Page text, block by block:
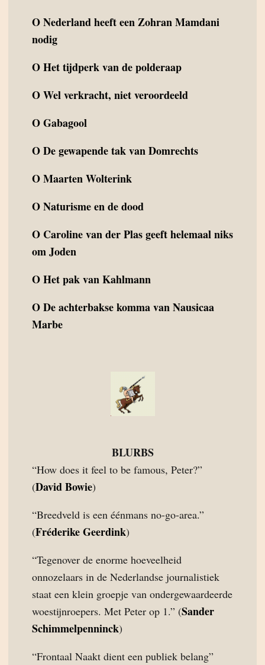
ONederland heeft een Zohran Mamdani
nodig
OHet tijdperk van de polderaap
OWel verkracht, niet veroordeeld
OGabagool
ODe gewapende tak van Domrechts
OMaarten Wolterink
ONaturisme en de dood
O Caroline van der Plas geeft helemaal niks
om Joden
OHet pak van Kahlmann
ODe achterbakse komma van Nausicaa
Marbe
BLURBS
“How does it feel to be famous, Peter?”
(David Bowie)
“Breedveld is een éénmans no-go-area.”
(Fréderike Geerdink)
“Tegenover de enorme hoeveelheid
onnozelaars in de Nederlandse journalistiek
staat een klein groepje van ondergewaardeerde
woestijnroepers. Met Peter op 1.” (Sander
Schimmelpenninck)
“Frontaal Naakt dient een publiek belang”